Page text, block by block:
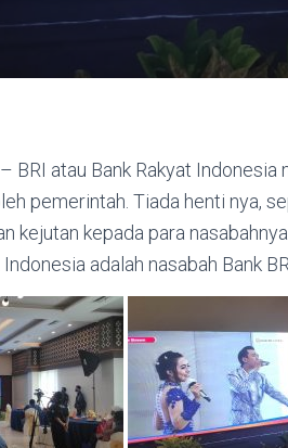
BRI atau Bank Rakyat Indonesia
pemerintah. Tiada henti nya,
kejutan kepada para
adalah nasabah Bank